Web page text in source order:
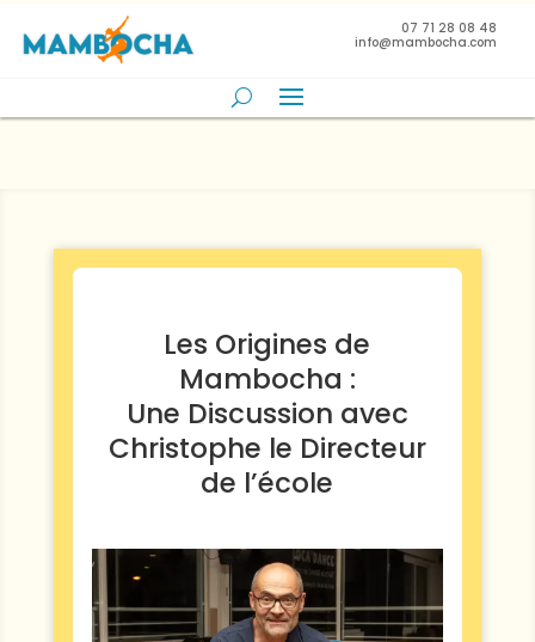
07 71 28 08 48
info@mambocha.com
Les Origines de
Mambocha :
Une Discussion avec
Christophe le Directeur
de l’école